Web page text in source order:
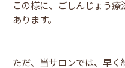
この様に、ごしんじょう
あります。
ただ、当サロンでは、早く